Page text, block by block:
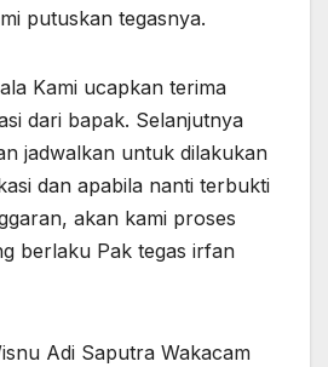
putuskan tegasnya.
Kami ucapkan terima
dari bapak. Selanjutnya
jadwalkan untuk dilakukan
dan apabila nanti terbukti
akan kami proses
berlaku Pak tegas irfan
Adi Saputra Wakacam